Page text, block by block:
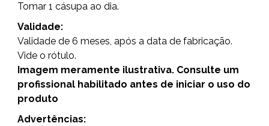
Tomar 1 cásupa ao dia.
Validade:
Validade de 6 meses, após a data de fabricação.
Vide o rótulo.
Imagem meramente ilustrativa. Consulte um
profissional habilitado antes de iniciar o uso do
produto
Advertências: